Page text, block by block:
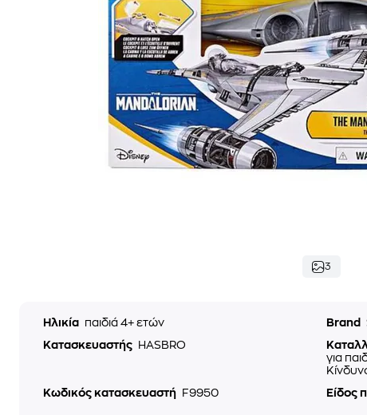
3
Ηλικία παιδιά 4+ ετών Brand
Κατασκευαστής
HASBRO
για
Κωδικός κατασκευαστή
F9950 Είδος